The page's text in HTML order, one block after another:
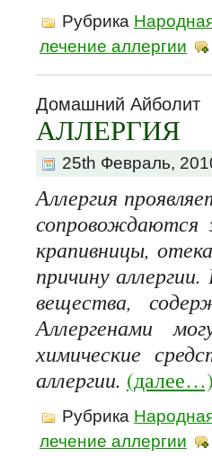
Рубрика
лечение аллергии
Домашний Айболит
АЛЛЕРГИЯ
25th Февраль,
Аллергия
крапивницы,
причину
вещества,
Аллергенами
химические
аллергии. (далее…)
Рубрика
лечение аллергии